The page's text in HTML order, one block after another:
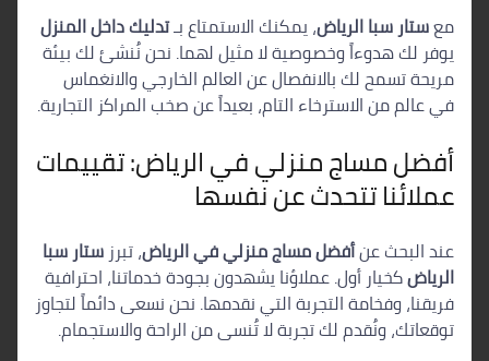
معستار سبا الرياض، يمكنك الاستمتاع بـتدليك داخل المنزل
يوفر لك هدوءاً وخصوصية لا مثيل لهما. نحن نُنشئ لك بيئة
مريحة تسمح لك بالانفصال عن العالم الخارجي والانغماس
في عالم من الاسترخاء التام، بعيداً عن صخب المراكز التجارية.
أفضل مساج منزلي في الرياض: تقييمات
عملائنا تتحدث عن نفسها
عند البحث عنأفضل مساج منزلي في الرياض، تبرز ستار سبا
الرياضكخيار أول. عملاؤنا يشهدون بجودة خدماتنا، احترافية
فريقنا، وفخامة التجربة التي نقدمها. نحن نسعى دائماً لتجاوز
توقعاتك، ونُقدم لك تجربة لا تُنسى من الراحة والاستجمام.